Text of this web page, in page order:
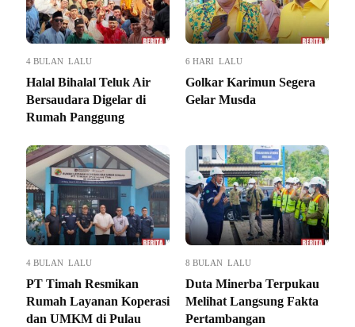
4 BULAN LALU
Halal Bihalal Teluk Air
Bersaudara Digelar di
Rumah Panggung
6 HARI LALU
Golkar Karimun Segera
Gelar Musda
4 BULAN LALU
PT Timah Resmikan
Rumah Layanan Koperasi
dan UMKM di Pulau
8 BULAN LALU
Duta Minerba Terpukau
Melihat Langsung Fakta
Pertambangan